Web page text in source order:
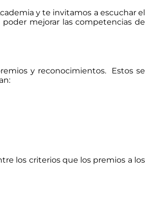
y te invitamos a escuchar el
mejorar las competencias de
y reconocimientos. Estos se
los criterios que los premios a los